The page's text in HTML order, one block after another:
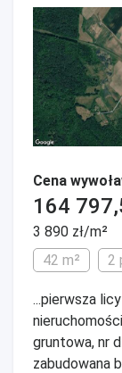
Cena
164
3 890 zł/m²
42 m²
2
...pierwsza
gruntowa, nr
zabudowana